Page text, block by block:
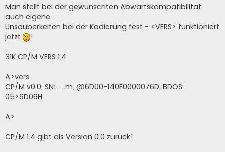
i
t
r
a
g
Man stellt bei der gewünschten Abwärtskompatibilität
auch eigene
Unsauberkeiten bei der Kodierung fest - <VERS> funktioniert
jetzt
!
31K CP/M VERS 1.4
A>vers
CP/M v0.0, SN: .....m, @6D00-140E0000076D, BDOS:
05>6D06H
A>
CP/M 1.4 gibt als Version 0.0 zurück!